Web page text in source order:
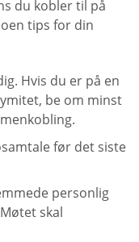
du kobler til på
tips for din
Hvis du er på en
be om minst
før det siste
personlig
skal